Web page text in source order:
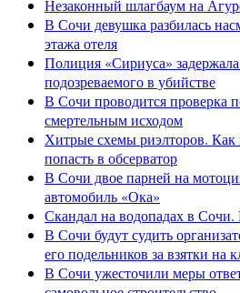
Незаконный шлагбаум на
В Сочи девушка разбилась
этажа отеля
Полиция «Сириуса»
подозреваемого в убийстве
В Сочи проводится проверка
смертельным исходом
Хитрые схемы риэлторов. Как
попасть в обсерватор
В Сочи двое парней на
автомобиль «Ока»
Скандал на водопадах в
В Сочи будут судить
его подельников за взятки на
В Сочи ужесточили меры